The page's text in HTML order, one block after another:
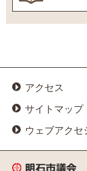
アクセス
サイトマップ
ウェブアクセ